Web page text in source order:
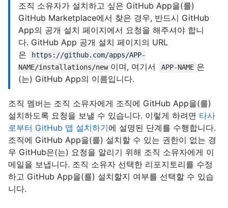
조직 소유자가 설치하고 싶은 GitHub App을(를)
GitHub Marketplace에서 찾은 경우, 반드시 GitHub
App의 공개 설치 페이지에서 요청을 해주셔야 합니
다. GitHub App 공개 설치 페이지의 URL
은
https://github.com/apps/APP-
NAME/installations/new 이며, 여기서 APP-NAME 은
(는) GitHub App의 이름입니다.
조직 멤버는 조직 소유자에게 조직에 GitHub App을(를)
설치하도록 요청을 보낼 수 있습니다. 이렇게 하려면 타사
로부터 GitHub 앱 설치하기에 설명된 단계를 수행합니다.
조직에 GitHub App을(를) 설치할 수 있는 권한이 없는 경
우 GitHub은(는) 요청을 알리기 위해 조직 소유자에게 이
메일을 보냅니다. 조직 소유자 선택한 리포지토리를 수정
하고 GitHub App을(를) 설치할지 여부를 선택할 수 있습
니다.